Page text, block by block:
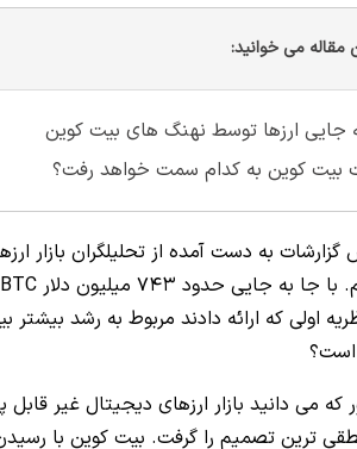
مقاله می خوانید:
جایی ارزها توسط نهنگ های بیت کوین
بیت کوین به کدام سمت خواهد رفت؟
گزارشات به دست آمده از تحلیلگران بازار
است؟
که می دانید بازار ارزهای دیجیتال غیر